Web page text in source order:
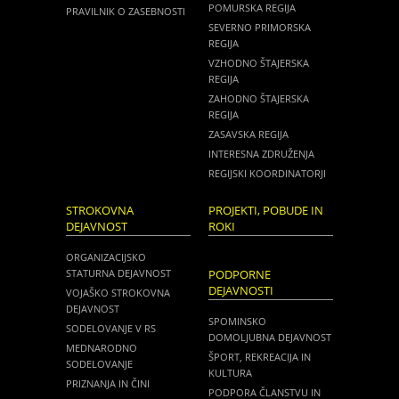
PRAVILNIK O ZASEBNOSTI
POMURSKA REGIJA
SEVERNO PRIMORSKA
REGIJA
VZHODNO ŠTAJERSKA
REGIJA
ZAHODNO ŠTAJERSKA
REGIJA
ZASAVSKA REGIJA
INTERESNA ZDRUŽENJA
REGIJSKI KOORDINATORJI
STROKOVNA
DEJAVNOST
ORGANIZACIJSKO
STATURNA DEJAVNOST
VOJAŠKO STROKOVNA
DEJAVNOST
SODELOVANJE V RS
MEDNARODNO
SODELOVANJE
PRIZNANJA IN ČINI
PROJEKTI, POBUDE IN
ROKI
PODPORNE
DEJAVNOSTI
SPOMINSKO
DOMOLJUBNA DEJAVNOST
ŠPORT, REKREACIJA IN
KULTURA
PODPORA ČLANSTVU IN